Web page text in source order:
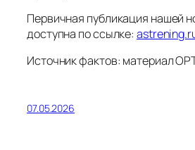
Первичная публикация нашей
доступна по ссылке:
Источник фактов: материал
07.05.2026